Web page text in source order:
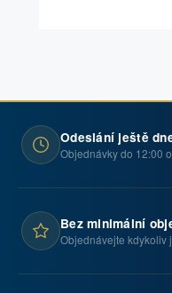
Odeslání ještě
Objednávky do 12:00
Bez minimální
Objednávejte kdykoliv